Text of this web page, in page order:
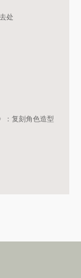
处
：复刻角色造型